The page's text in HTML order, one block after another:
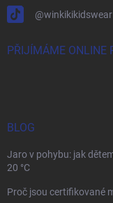
@winkikikidswear
PŘIJÍMÁME ONLINE
BLOG
Jaro v pohybu: jak
20 °C
Proč jsou certifikované